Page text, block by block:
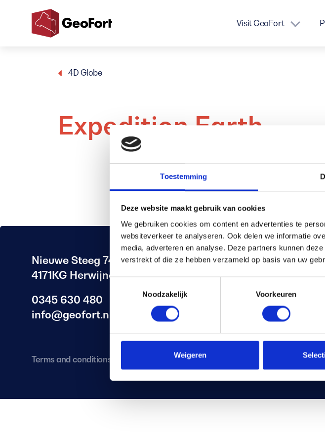
Toestemming
Deze website maakt gebruik van cookies
We gebruiken cookies om content en advertenties te
websiteverkeer te analyseren. Ook delen we informatie
media, adverteren en analyse. Deze partners kunnen
verstrekt of die ze hebben verzameld op basis van uw
i
g
Noodzakelijk Voorkeuren
Weigeren
Visit GeoFort
4D Globe
Expedition Earth
Nieuwe Steeg 74
4171KG Herwijnen
0345 630 480
info@geofort.nl
Terms and conditions Privacy Policy